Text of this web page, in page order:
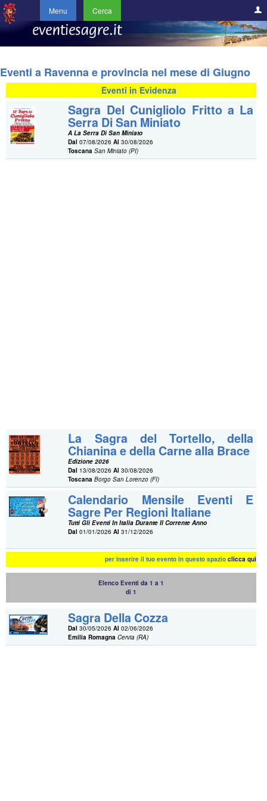
Menu Cerca
Eventi a Ravenna e provincia nel mese di Giugno
Eventi in Evidenza
Sagra Del Cunigliolo Fritto a La
Serra Di San Miniato
A La Serra Di San Miniato
Dal 07/08/2026Al 30/08/2026
Toscana San Miniato (PI)
La Sagra del Tortello, della
Chianina e della Carne alla Brace
Edizione 2026
Dal 13/08/2026Al 30/08/2026
Toscana Borgo San Lorenzo (FI)
Calendario Mensile Eventi E
Sagre Per Regioni Italiane
Tutti Gli Eventi In Italia Durante Il Corrente Anno
Dal 01/01/2026Al 31/12/2026
per inserire il tuo evento in questo spazioclicca qui
Elenco Eventi da 1 a 1
di 1
Sagra Della Cozza
Dal 30/05/2026Al 02/06/2026
Emilia Romagna Cervia (RA)